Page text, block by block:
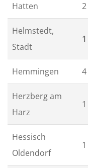
Hatten 2
Helmstedt,
Stadt
1
Hemmingen 4
Herzberg am
Harz
1
Hessisch
Oldendorf
1